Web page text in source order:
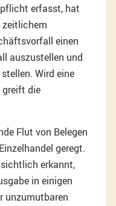
erfasst, hat
einen
auszustellen und
Wird eine
greift die
Flut von Belegen
geregt.
erkannt,
in einigen
unzumutbaren